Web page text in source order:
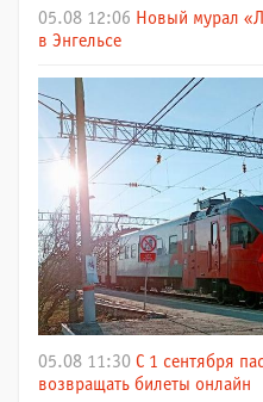
05.08 12:06 Новый мурал
в Энгельсе
05.08 11:30 С 1 сентября
возвращать билеты онлайн